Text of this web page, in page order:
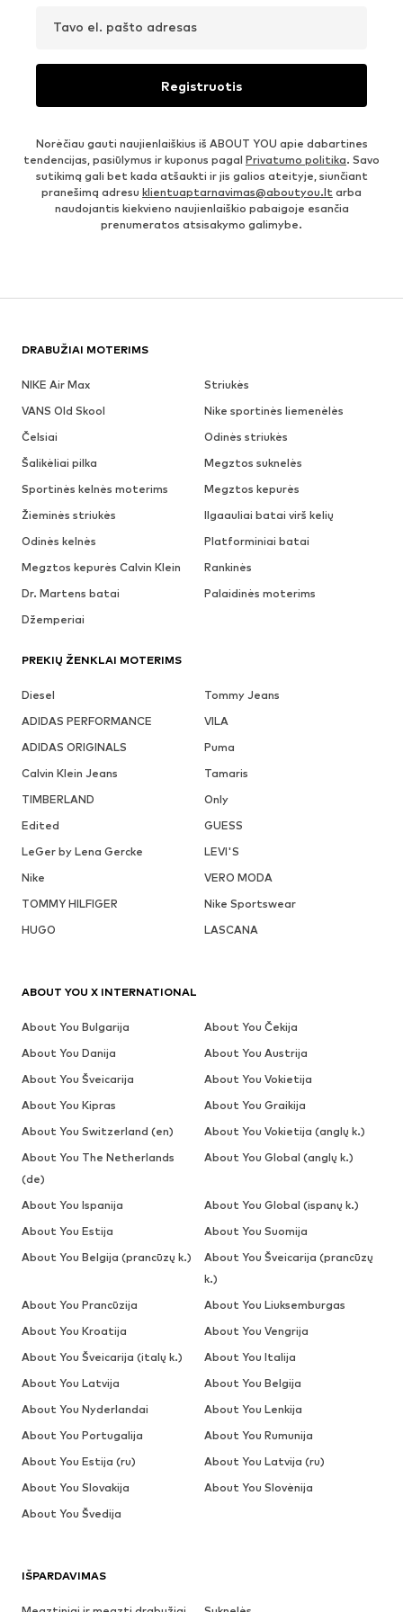
Tavo el. pašto adresas
Registruotis
Norėčiau gauti naujienlaiškius iš ABOUT YOU apie dabartines
tendencijas, pasiūlymus ir kuponus pagal Privatumo politika. Savo
sutikimą gali bet kada atšaukti ir jis galios ateityje, siunčiant
pranešimą adresu klientuaptarnavimas@aboutyou.lt arba
naudojantis kiekvieno naujienlaiškio pabaigoje esančia
prenumeratos atsisakymo galimybe.
DRABUŽIAI MOTERIMS
NIKE Air Max
Striukės
VANS Old Skool
Nike sportinės liemenėlės
Čelsiai
Odinės striukės
Šalikėliai pilka
Megztos suknelės
Sportinės kelnės moterims
Megztos kepurės
Žieminės striukės
Ilgaauliai batai virš kelių
Odinės kelnės
Platforminiai batai
Megztos kepurės Calvin Klein
Rankinės
Dr. Martens batai
Palaidinės moterims
Džemperiai
PREKIŲ ŽENKLAI MOTERIMS
Diesel
Tommy Jeans
ADIDAS PERFORMANCE
VILA
ADIDAS ORIGINALS
Puma
Calvin Klein Jeans
Tamaris
TIMBERLAND
Only
Edited
GUESS
LeGer by Lena Gercke
LEVI'S
Nike
VERO MODA
TOMMY HILFIGER
Nike Sportswear
HUGO
LASCANA
IŠPARDAVIMAS
ABOUT YOU X INTERNATIONAL
About You Bulgarija
About You Čekija
About You Danija
About You Austrija
About You Šveicarija
About You Vokietija
About You Kipras
About You Graikija
About You Switzerland (en)
About You Vokietija (anglų k.)
About You The Netherlands
(de)
About You Global (anglų k.)
About You Ispanija
About You Global (ispanų k.)
About You Estija
About You Suomija
About You Belgija (prancūzų k.)
About You Šveicarija (prancūzų
k.)
About You Prancūzija
About You Liuksemburgas
About You Kroatija
About You Vengrija
About You Šveicarija (italų k.)
About You Italija
About You Latvija
About You Belgija
About You Nyderlandai
About You Lenkija
About You Portugalija
About You Rumunija
About You Estija (ru)
About You Latvija (ru)
About You Slovakija
About You Slovėnija
About You Švedija